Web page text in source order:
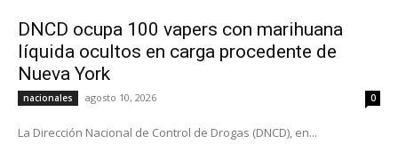
DNCD ocupa 100 vapers con marihuana
líquida ocultos en carga procedente de
Nueva York
nacionales agosto 10, 2026 0
La Dirección Nacional de Control de Drogas (DNCD), en...